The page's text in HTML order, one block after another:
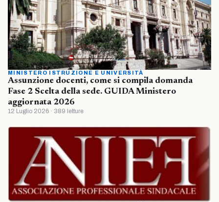
MINISTERO ISTRUZIONE E UNIVERSITÀ
Assunzione docenti, come si compila domanda
Fase 2 Scelta della sede. GUIDA Ministero
aggiornata 2026
12 Luglio 2026 · 389 letture